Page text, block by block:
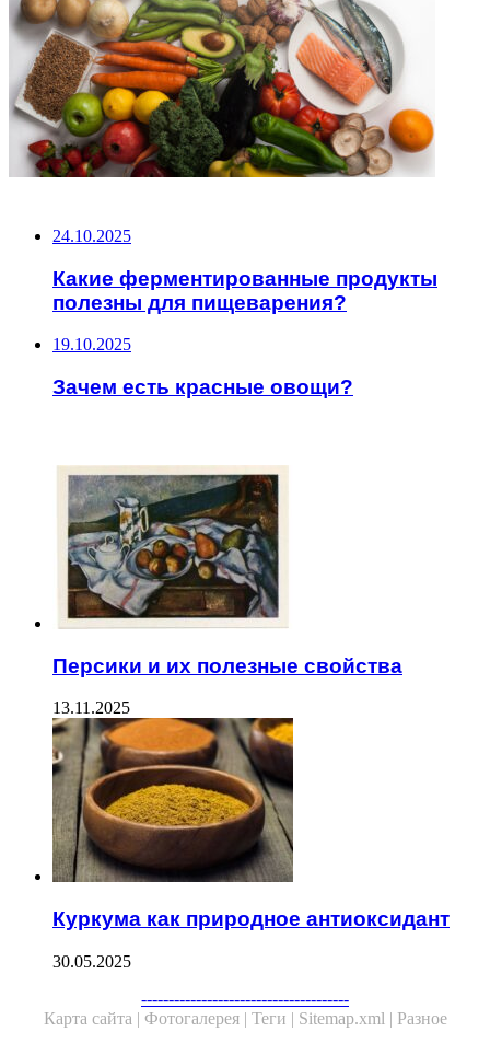
24.10.2025
Какие ферментированные продукты
полезны для пищеварения?
19.10.2025
Зачем есть красные овощи?
Персики и их полезные свойства
13.11.2025
Куркума как природное антиоксидант
30.05.2025
--------------------------------------
Карта сайта | Фотогалерея | Теги | Sitemap.xml | Разное